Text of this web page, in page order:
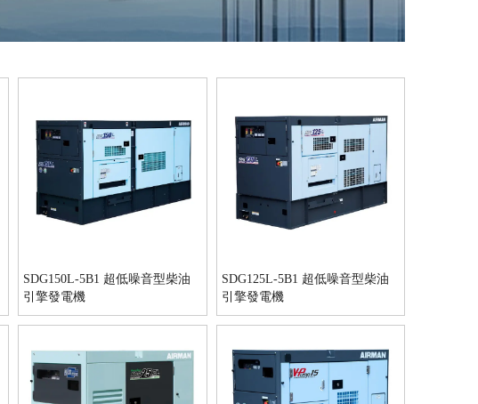
SDG150L-5B1 超低噪音型柴油
引擎發電機
SDG125L-5B1 超低噪音型柴油
引擎發電機